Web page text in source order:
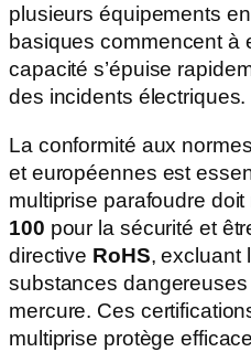
plusieurs équipements
basiques commencent à
capacité s’épuise
des incidents électriques.
La conformité aux
et européennes est
multiprise parafoudre
100 pour la sécurité et
directive RoHS, excluant
substances
mercure. Ces
multiprise protège